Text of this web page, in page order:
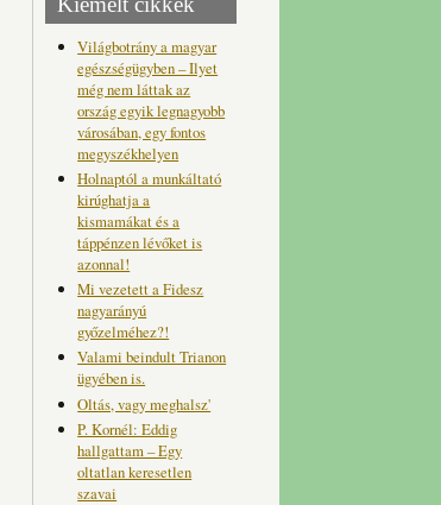
Világbotrány a magyar
egészségügyben – Ilyet
még nem láttak az
ország egyik legnagyobb
városában, egy fontos
megyszékhelyen
Holnaptól a munkáltató
kirúghatja a
kismamákat és a
táppénzen lévőket is
azonnal!
Mi vezetett a Fidesz
nagyarányú
győzelméhez?!
Valami beindult Trianon
ügyében is.
Oltás, vagy meghalsz'
P. Kornél: Eddig
hallgattam – Egy
oltatlan keresetlen
szavai